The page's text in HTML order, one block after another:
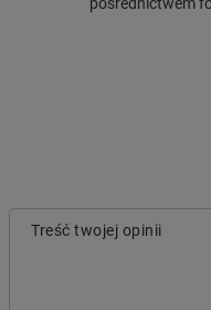
Treść twojej opinii